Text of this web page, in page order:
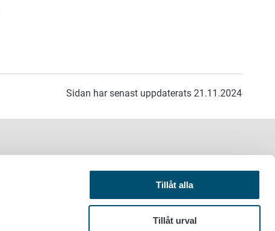
Tillåt alla
Tillåt urval
Sidan har senast uppdaterats 21.11.2024